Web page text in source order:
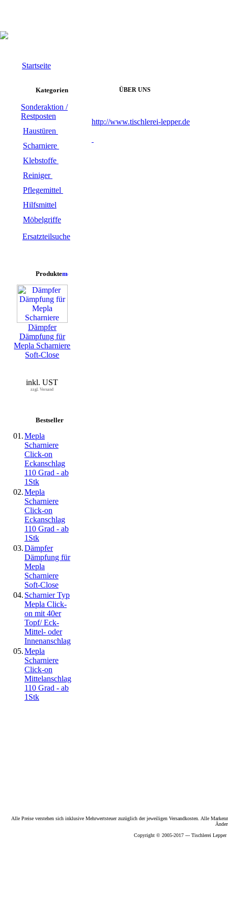
Startseite
Kategorien
Sonderaktion /
Restposten
Haustüren
Scharniere
Klebstoffe
Reiniger
Pflegemittel
Hilfsmittel
Möbelgriffe
Ersatzteilsuche
Produkte
Dämpfer
Dämpfung für
Mepla Scharniere
Soft-Close
inkl. UST
zzgl. Versand
Bestseller
01.Mepla
Scharniere
Click-on
Eckanschlag
110 Grad - ab
1Stk
02.Mepla
Scharniere
Click-on
Eckanschlag
110 Grad - ab
1Stk
03.Dämpfer
Dämpfung für
Mepla
Scharniere
Soft-Close
04. Scharnier Typ
Mepla Click-
on mit 40er
Topf/ Eck-
Mittel- oder
Innenanschlag
05.Mepla
Scharniere
Click-on
Mittelanschlag
110 Grad - ab
1Stk
ÜBER UNS
http://www.tischlerei-lepper.de
Alle Preise verstehen sich inklusive Mehrwertsteuer zuzüglich der jeweiligen Versandkosten. Alle
Copyright © 2005-2017 --- Tischlerei Lepper